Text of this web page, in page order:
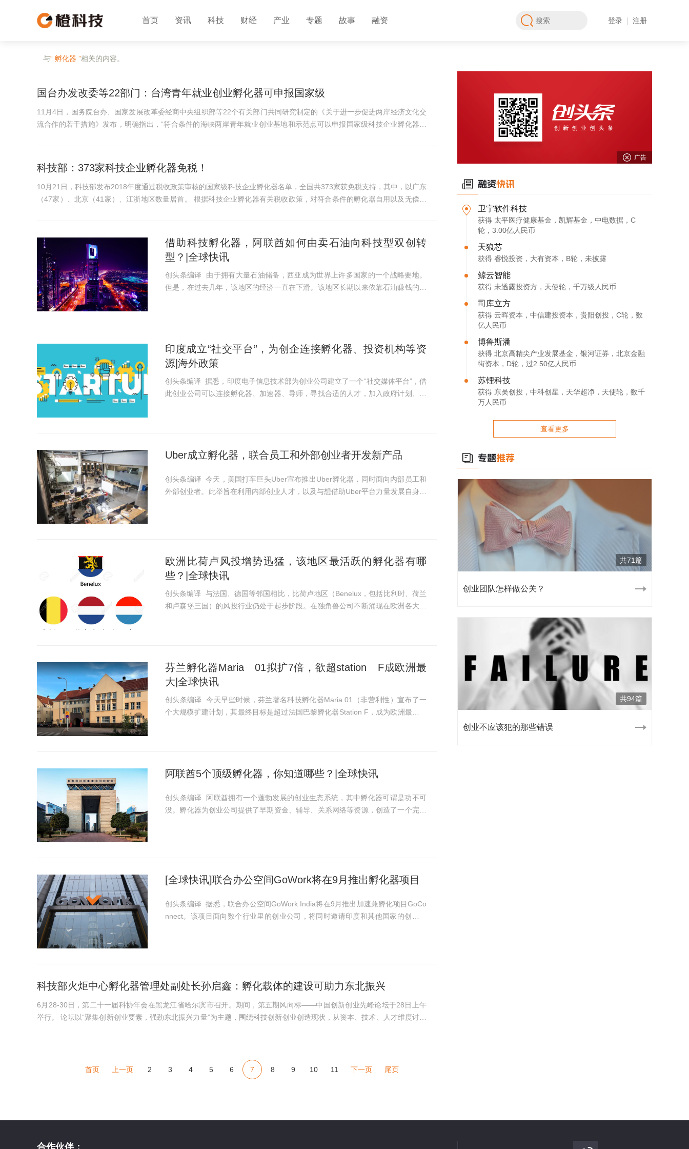
首页 资讯 科技 财经 产业 专题 故事 融资 登录 注册
与“ 孵化器 ”相关的内容。
国台办发改委等22部门：台湾青年就业创业孵化器可申报国家级
11月4日，国务院台办、国家发展改革委经商中央组织部等22个有关部门共同研究制定的《关于进一步促进两岸经济文化交
流合作的若干措施》发布，明确指出，“符合条件的海峡两岸青年就业创业基地和示范点可以申报国家级科技企业孵化器、
科技部：373家科技企业孵化器免税！
10月21日，科技部发布2018年度通过税收政策审核的国家级科技企业孵化器名单，全国共373家获免税支持，其中，以广东
（47家）、北京（41家）、江浙地区数量居首。 根据科技企业孵化器有关税收政策，对符合条件的孵化器自用以及无偿或
借助科技孵化器，阿联酋如何由卖石油向科技型双创转
型？|全球快讯
创头条编译 由于拥有大量石油储备，西亚成为世界上许多国家的一个战略要地。
但是，在过去几年，该地区的经济一直在下滑。该地区长期以来依靠石油赚钱的国
印度成立“社交平台”，为创企连接孵化器、投资机构等资
源|海外政策
创头条编译 据悉，印度电子信息技术部为创业公司建立了一个“社交媒体平台”，借
此创业公司可以连接孵化器、加速器、导师，寻找合适的人才，加入政府计划、卓
Uber成立孵化器，联合员工和外部创业者开发新产品
创头条编译 今天，美国打车巨头Uber宣布推出Uber孵化器，同时面向内部员工和
外部创业者。此举旨在利用内部创业人才，以及与想借助Uber平台力量发展自身的
欧洲比荷卢风投增势迅猛，该地区最活跃的孵化器有哪
些？|全球快讯
创头条编译 与法国、德国等邻国相比，比荷卢地区（Benelux，包括比利时、荷兰
和卢森堡三国）的风投行业仍处于起步阶段。在独角兽公司不断涌现在欧洲各大经
芬兰孵化器Maria 01拟扩7倍，欲超station F成欧洲最
大|全球快讯
创头条编译 今天早些时候，芬兰著名科技孵化器Maria 01（非营利性）宣布了一
个大规模扩建计划，其最终目标是超过法国巴黎孵化器Station F，成为欧洲最大的
阿联酋5个顶级孵化器，你知道哪些？|全球快讯
创头条编译 阿联酋拥有一个蓬勃发展的创业生态系统，其中孵化器可谓是功不可
没。孵化器为创业公司提供了早期资金、辅导、关系网络等资源，创造了一个完美
[全球快讯]联合办公空间GoWork将在9月推出孵化器项目
创头条编译 据悉，联合办公空间GoWork India将在9月推出加速兼孵化项目GoCo
nnect。该项目面向数个行业里的创业公司，将同时邀请印度和其他国家的创业公
科技部火炬中心孵化器管理处副处长孙启鑫：孵化载体的建设可助力东北振兴
6月28-30日，第二十一届科协年会在黑龙江省哈尔滨市召开。期间，第五期风向标——中国创新创业先峰论坛于28日上午
举行。 论坛以“聚集创新创业要素，强劲东北振兴力量”为主题，围绕科技创新创业创造现状，从资本、技术、人才维度讨论
首页 上一页 2 3 4 5 6 7 8 9 10 11 下一页 尾页
广告
卫宁软件科技
获得 太平医疗健康基金，凯辉基金，中电数据，C
轮，3.00亿人民币
天狼芯
获得 睿悦投资，大有资本，B轮，未披露
鲸云智能
获得 未透露投资方，天使轮，千万级人民币
司库立方
获得 云晖资本，中信建投资本，贵阳创投，C轮，数
亿人民币
博鲁斯潘
获得 北京高精尖产业发展基金，银河证券，北京金融
街资本，D轮，过2.50亿人民币
苏锂科技
获得 东吴创投，中科创星，天华超净，天使轮，数千
万人民币
查看更多
共71篇
创业团队怎样做公关？
共94篇
创业不应该犯的那些错误
合作伙伴：